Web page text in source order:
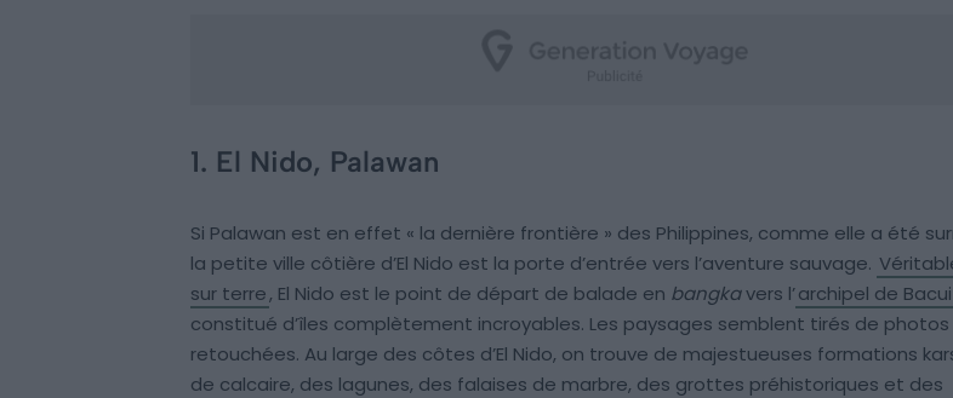
1. El Nido, Palawan
Si Palawan est en effet « la dernière frontière » des Philippines, comme elle a été
la petite ville côtière d’El Nido est la porte d’entrée vers l’aventure sauvage.
sur terre, El Nido est le point de départ de balade en bangkavers l’archipel de
constitué d’îles complètement incroyables. Les paysages semblent tirés de photos
retouchées. Au large des côtes d’El Nido, on trouve de majestueuses formations
de calcaire, des lagunes, des falaises de marbre, des grottes préhistoriques et des